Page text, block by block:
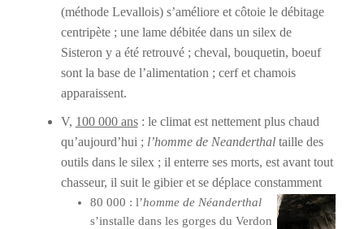
(méthode Levallois) s’améliore et côtoie le débitage
centripète ; une lame débitée dans un silex de
Sisteron y a été retrouvé ; cheval, bouquetin, boeuf
sont la base de l’alimentation ; cerf et chamois
apparaissent.
V, 100 000 ans: le climat est nettement plus chaud
qu’aujourd’hui ; l’homme de Neanderthaltaille des
outils dans le silex ; il enterre ses morts, est avant tout
chasseur, il suit le gibier et se déplace constamment
80 000 : l’homme de Néanderthal
s’installe dans les gorges du Verdon